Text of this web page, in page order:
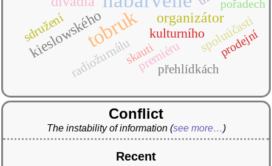
tobruk
kieslowského organizátor
kulturního
premiérupřehlídkách
radiožurnálu
sdružení spoluúčasti
pořadech
prodejní
skauti
Conflict
The instability of information (see more…)
Recent